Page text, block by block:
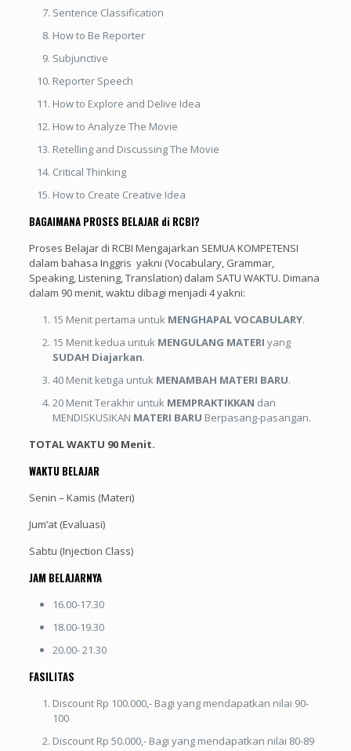
Sentence Classification
How to Be Reporter
Subjunctive
Reporter Speech
How to Explore and Delive Idea
How to Analyze The Movie
Retelling and Discussing The Movie
Critical Thinking
How to Create Creative Idea
BAGAIMANA PROSES BELAJAR di RCBI?
Proses Belajar di RCBI Mengajarkan SEMUA KOMPETENSI
dalam bahasa Inggris yakni (Vocabulary, Grammar,
Speaking, Listening, Translation) dalam SATU WAKTU. Dimana
dalam 90 menit, waktu dibagi menjadi 4 yakni:
15 Menit pertama untuk MENGHAPAL VOCABULARY.
15 Menit kedua untuk MENGULANG MATERI yang
SUDAH Diajarkan.
40 Menit ketiga untuk MENAMBAH MATERI BARU.
20 Menit Terakhir untuk MEMPRAKTIKKAN dan
MENDISKUSIKAN MATERI BARU Berpasang-pasangan.
TOTAL WAKTU 90 Menit.
WAKTU BELAJAR
Senin – Kamis (Materi)
Jum’at (Evaluasi)
Sabtu (Injection Class)
JAM BELAJARNYA
16.00-17.30
18.00-19.30
20.00- 21.30
FASILITAS
Discount Rp 100.000,- Bagi yang mendapatkan nilai 90-
100
Discount Rp 50.000,- Bagi yang mendapatkan nilai 80-89